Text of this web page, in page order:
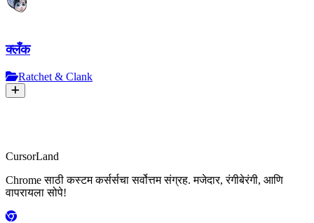
क्लँक
Ratchet & Clank
CursorLand
Chrome साठी कस्टम कर्सर्सचा सर्वोत्तम संग्रह. मजेदार, रंगीबेरंगी, आणि
वापरायला सोपे!